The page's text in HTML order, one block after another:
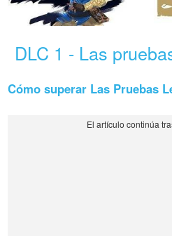
DLC 1 - Las
Cómo superar Las Pruebas